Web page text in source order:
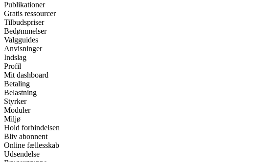
Publikationer
Gratis ressourcer
Tilbudspriser
Bedømmelser
Valgguides
Anvisninger
Indslag
Profil
Mit dashboard
Betaling
Belastning
Styrker
Moduler
Miljø
Hold forbindelsen
Bliv abonnent
Online fællesskab
Udsendelse